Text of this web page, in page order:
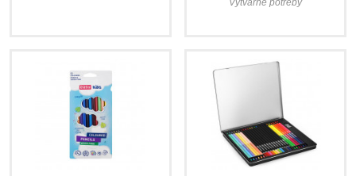
Výtvarné potřeby